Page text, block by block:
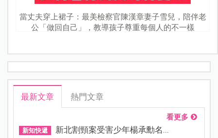
當丈夫穿上裙子：最美檢察官陳漢章妻子雪兒，陪伴老
公「做回自己」，教導孩子尊重每個人的不一樣
最新文章 熱門文章
看更多
新知快遞 新北割頸案受害少年楊承勳名...